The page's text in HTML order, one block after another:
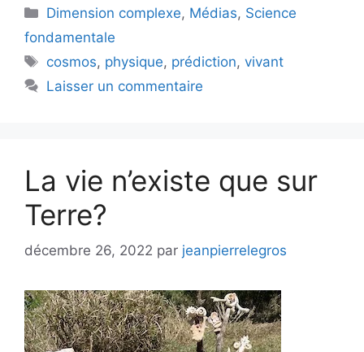
Catégories
Dimension complexe, Médias, Science
fondamentale
Étiquettes
cosmos, physique, prédiction,vivant
Laisser un commentaire
La vie n’existe que sur
Terre?
décembre 26, 2022 par jeanpierrelegros